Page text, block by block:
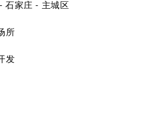
石家庄 - 主城区
所
发